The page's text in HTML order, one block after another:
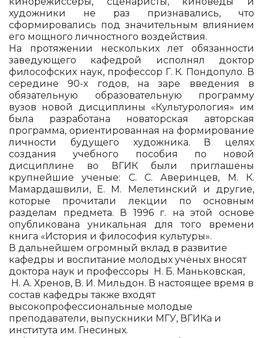
художники не раз признавались, что
сформировались под значительным влиянием
его мощного личностного воздействия.
На протяжении нескольких лет обязанности
заведующего кафедрой исполнял доктор
философских наук, профессор Г. К. Пондопуло. В
середине 90-х годов, на заре введения в
обязательную образовательную программу
вузов новой дисциплины «Культурология» им
была разработана новаторская авторская
программа, ориентированная на формирование
личности будущего художника. В целях
создания учебного пособия по новой
дисциплине во ВГИК были приглашены
крупнейшие ученые: С. С. Аверинцев, М. К.
Мамардашвили, Е. М. Мелетинский и другие,
которые прочитали лекции по основным
разделам предмета. В 1996 г. на этой основе
опубликована уникальная для того времени
книга «История и философия культуры».
В дальнейшем огромный вклад в развитие
кафедры и воспитание молодых учёных вносят
доктора наук и профессоры Н. Б. Маньковская,
Н. А. Хренов, В. И. Мильдон. В настоящее время в
состав кафедры также входят
высокопрофессиональные молодые
преподаватели, выпускники МГУ, ВГИКа и
института им. Гнесиных.